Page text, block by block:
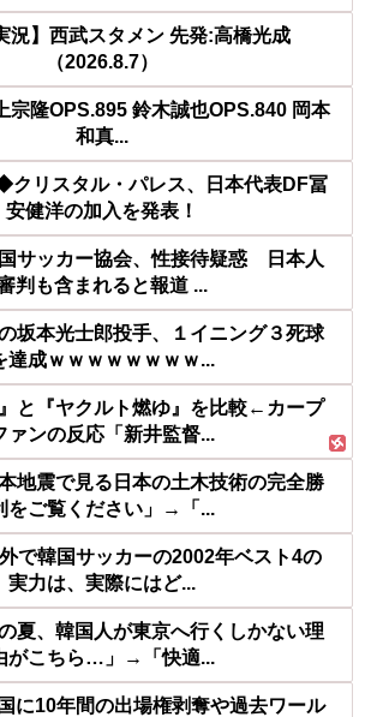
況】西武スタメン 先発:高橋光成
（2026.8.7）
宗隆OPS.895 鈴木誠也OPS.840 岡本
和真...
リスタル・パレス、日本代表DF冨
安健洋の加入を発表！
国サッカー協会、性接待疑惑 日本人
判も含まれると報道 ...
坂本光士郎投手、１イニング３死球
達成ｗｗｗｗｗｗｗｗ...
』と『ヤクルト燃ゆ』を比較←カープ
ァンの反応「新井監督...
地震で見る日本の土木技術の完全勝
をご覧ください」→「...
で韓国サッカーの2002年ベスト4の
実力は、実際にはど...
夏、韓国人が東京へ行くしかない理
がこちら…」→「快適...
に10年間の出場権剥奪や過去ワール